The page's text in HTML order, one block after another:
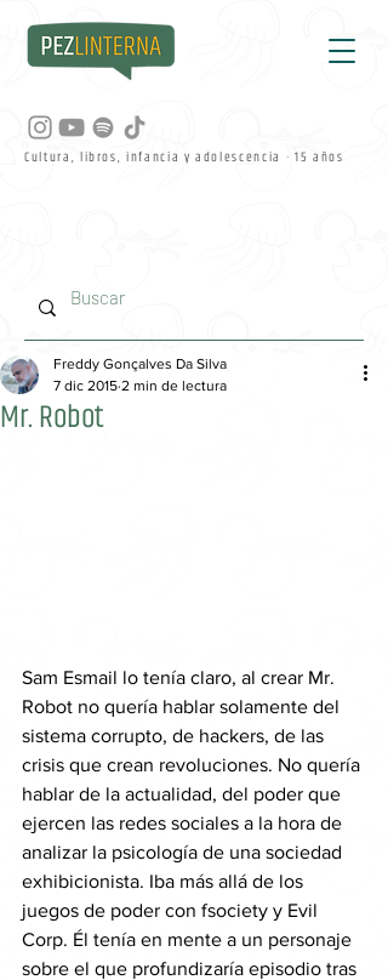
Cultura, libros, infancia y adolescencia · 15 años
Mr. Robot
Freddy Gonçalves Da Silva
7 dic 2015 2 min de lectura
Sam Esmail lo tenía claro, al crear Mr.
Robot no quería hablar solamente del
sistema corrupto, de hackers, de las
crisis que crean revoluciones. No quería
hablar de la actualidad, del poder que
ejercen las redes sociales a la hora de
analizar la psicología de una sociedad
exhibicionista. Iba más allá de los
juegos de poder con fsociety y Evil
Corp. Él tenía en mente a un personaje
sobre el que profundizaría episodio tras